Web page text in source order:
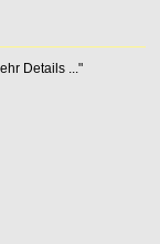
Details ..."